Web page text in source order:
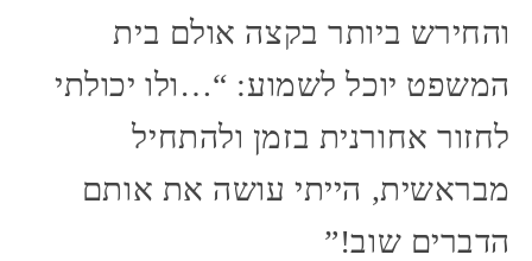
והחירש ביותר בקצה אולם בית
המשפט יוכל לשמוע: “…ולו יכולתי
לחזור אחורנית בזמן ולהתחיל
מבראשית, הייתי עושה את אותם
הדברים שוב!”